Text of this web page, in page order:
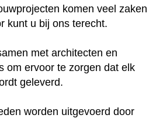
komen veel zaken
kunt u bij ons terecht.
met architecten en
om ervoor te zorgen dat elk
geleverd.
worden uitgevoerd door